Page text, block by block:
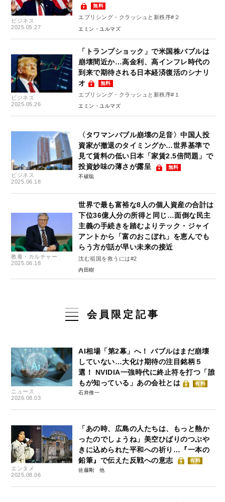
ビジネス
2025.05.27
無料
エブリシング・クラッシュと新秩序#２
エミン・ユルマズ
ビジネス
2025.05.26
「トランプショック」で米国株バブルは
崩壊間近か…高金利、高インフレ時代の
到来で期待される日本経済復活のシナリ
オ
無料
エブリシング・クラッシュと新秩序#１
エミン・ユルマズ
ビジネス
2025.06.18
〈タワマンバブル崩壊の足音〉中国人投
資家が撤退のタイミングか…世界基準で
見て賃料の低い日本「家賃2.5倍問題」で
投資妙味の薄さが露呈
無料
不破聡
教養・カルチャー
2025.06.18
世界で最も富裕な8人の個人資産の合計は
下位36億人分の所得と同じ…面倒な民主
主義の手続きを踏むよりテック・ジャイ
アントから「富のおこぼれ」を恵んでも
らう方が話が早い未来の接近
沈む祖国を救うには#2
内田樹
会員限定記事
ニュース
2026.08.03
AI相場「第2幕」へ！ バブルはまだ崩壊
していない…大化け期待の注目銘柄５
選！ NVIDIA一強時代に終止符を打つ「誰
もが知っている」あの会社とは
有料
石井僚一
エンタメ
2025.08.06
「あの時、広島の人たちは、もっと熱か
ったのでしょうね」美空ひばりのつぶや
きに込められた平和への祈り…『一本の
鉛筆』で伝えた反戦への意志
有料
佐藤剛